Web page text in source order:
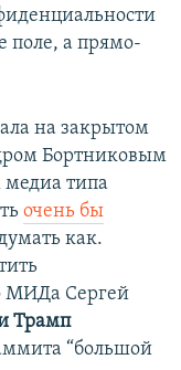
поле, а прямо-
на закрытом
Бортниковым
медиа типа
очень бы
как.
МИДа Сергей
Трамп
“большой